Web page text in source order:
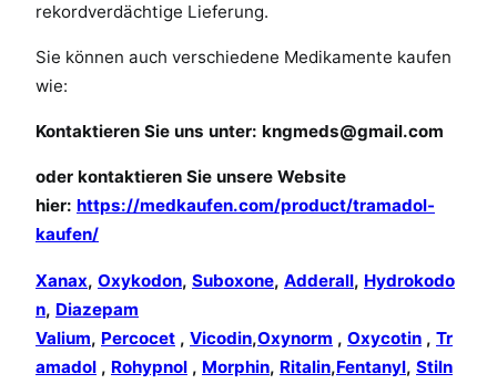
rekordverdächtige Lieferung.
Sie können auch verschiedene Medikamente kaufen
wie:
Kontaktieren Sie uns unter: kngmeds@gmail.com
oder kontaktieren Sie unsere Website
hier: https://medkaufen.com/product/tramadol-
kaufen/
Xanax, Oxykodon, Suboxone, Adderall, Hydrokodo
n, Diazepam
Valium, Percocet , Vicodin,Oxynorm , Oxycotin , Tr
amadol , Rohypnol , Morphin, Ritalin,Fentanyl, Stiln